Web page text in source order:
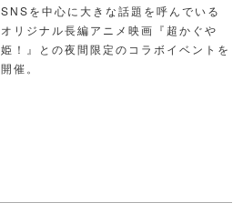
SNSを中心に大きな話題を呼んでいる
オリジナル長編アニメ映画『超かぐや
姫！』との夜間限定のコラボイベントを
開催。